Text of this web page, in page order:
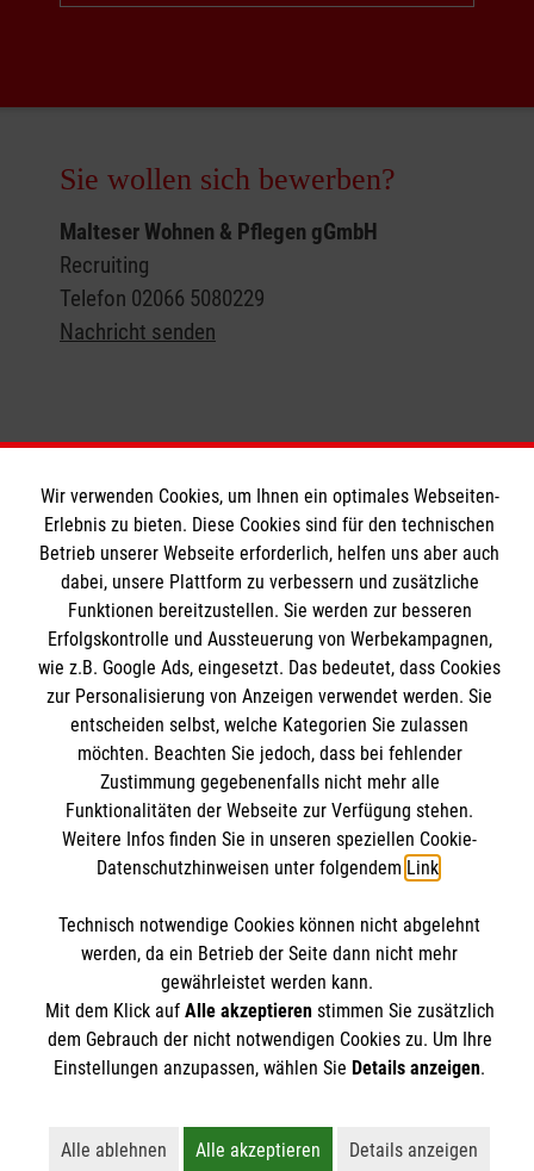
Sie wollen sich bewerben?
Malteser Wohnen & Pflegen gGmbH
Recruiting
Telefon 02066 5080229
Nachricht senden
Unsere Einrichtungen im Norden
Malteserstift St. Klara, Flensburg
Malteserstift St. Elisabeth, Wismar
Malteserstift Haus St. Birgitta, Travemünde
Unsere Hamburger Einrichtungen
Malteserstift St. Maximilian Kolbe
Malteserstift St. Theresien
Malteserstift Johannes XXIII.
Malteserstift Bischof-Ketteler
Informationen
Impressum
Datenschutz
Soziale Netzwerke
Wir verwenden Cookies, um Ihnen ein optimales Webseiten-
Erlebnis zu bieten. Diese Cookies sind für den technischen
Betrieb unserer Webseite erforderlich, helfen uns aber auch
dabei, unsere Plattform zu verbessern und zusätzliche
Funktionen bereitzustellen. Sie werden zur besseren
Erfolgskontrolle und Aussteuerung von Werbekampagnen,
wie z.B. Google Ads, eingesetzt. Das bedeutet, dass Cookies
zur Personalisierung von Anzeigen verwendet werden. Sie
entscheiden selbst, welche Kategorien Sie zulassen
möchten. Beachten Sie jedoch, dass bei fehlender
Zustimmung gegebenenfalls nicht mehr alle
Funktionalitäten der Webseite zur Verfügung stehen.
Weitere Infos finden Sie in unseren speziellen Cookie-
Datenschutzhinweisen unter folgendem Link.
Technisch notwendige Cookies können nicht abgelehnt
werden, da ein Betrieb der Seite dann nicht mehr
gewährleistet werden kann.
Mit dem Klick auf Alle akzeptierenstimmen Sie zusätzlich
dem Gebrauch der nicht notwendigen Cookies zu. Um Ihre
Einstellungen anzupassen, wählen Sie Details anzeigen.
Alle ablehnen
Alle akzeptieren
Details anzeigen